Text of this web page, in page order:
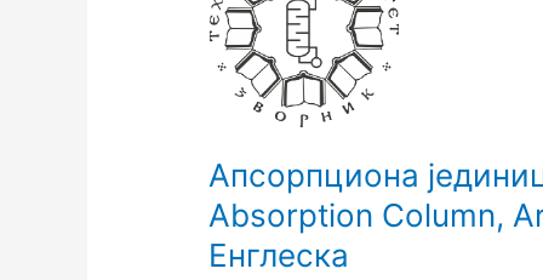
Апсорпциона
Absorption Column,
Енглеска
течно
(UOP7MkII),
Gas
Absorption
Armfield
Limited,
House,